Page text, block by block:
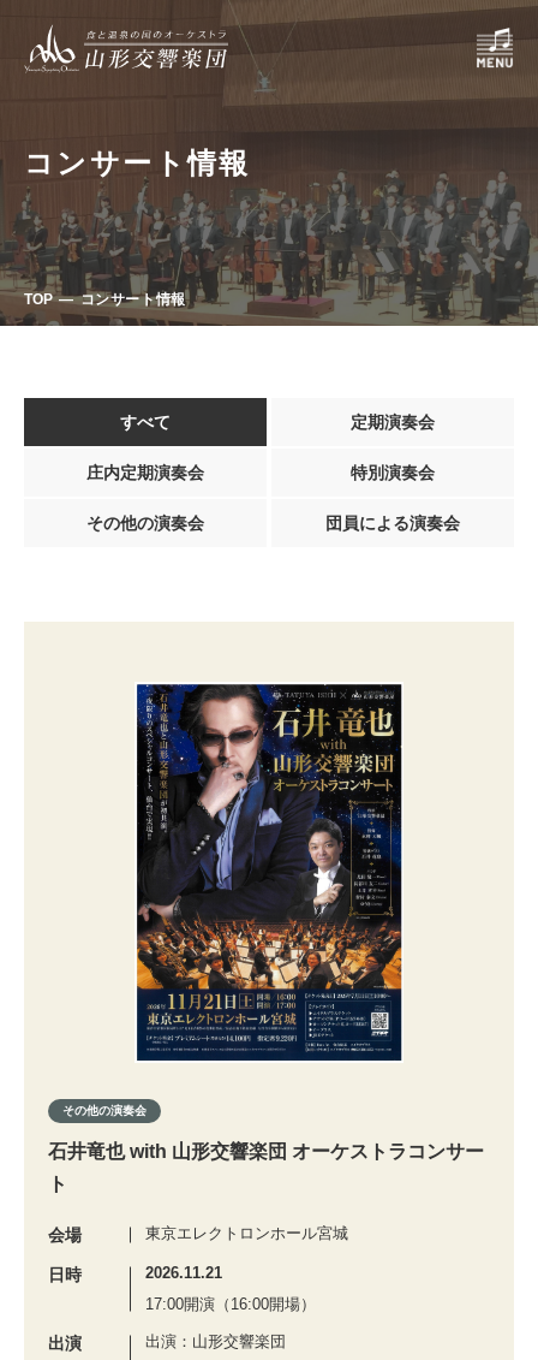
コンサート情報
TOP コンサート情報
すべて 定期演奏会
庄内定期演奏会 特別演奏会
その他の演奏会 団員による演奏会
その他の演奏会
石井竜也 with 山形交響楽団 オーケストラコンサー
ト
会場 東京エレクトロンホール宮城
日時
2026.11.21
17:00開演（16:00開場）
出演
出演：山形交響楽団